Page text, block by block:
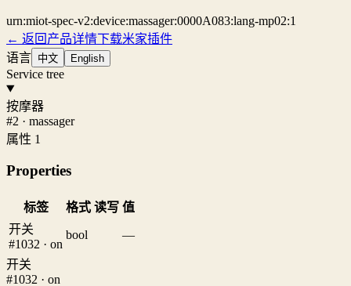
urn:miot-spec-v2:device:massager:0000A083:lang-mp02:1
← 返回产品详情下载米家插件
语言 中文 English
Service tree
按摩器
#2 · massager
属性 1
Properties
标签 格式 读写 值
开关
#1032 · on
bool —
开关
#1032 · on